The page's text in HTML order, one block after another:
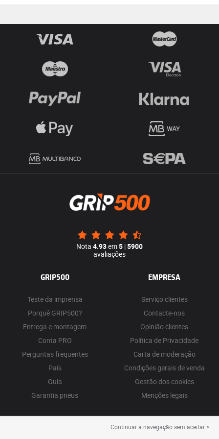
Nota 4.93em5 |5900
avaliações
GRIP500
Teste da imprensa
Porquê GRIP500?
Entrega e montagem
Conta PRO
Perguntas frequentes
País
Guia
Garantia pneus
EMPRESA
Serviço clientes
Contacte-nos
Opinião clientes
Política de Privacidade
Carta de moderação
Condições gerais de venda
Gestão dos cookies
Menções legais
Continuar a navegação sem aceitar >